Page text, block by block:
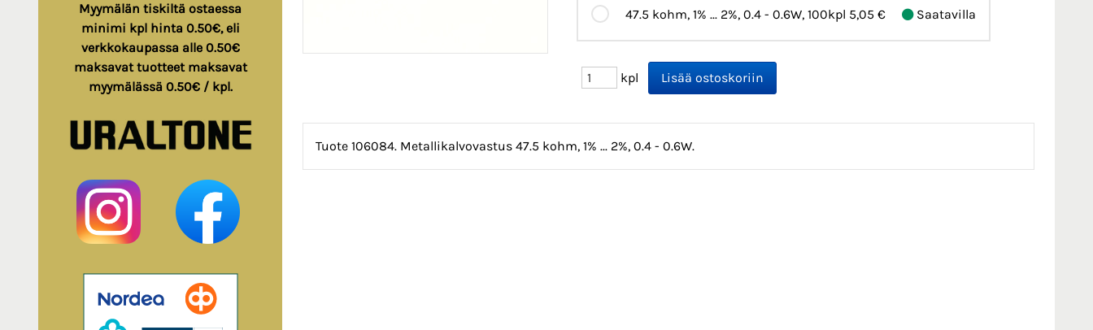
Myymälän tiskiltä ostaessa
minimi kpl hinta 0.50€, eli
verkkokaupassa alle 0.50€
maksavat tuotteet maksavat
myymälässä 0.50€ / kpl.
47.5 kohm, 1% ... 2%, 0.4 - 0.6W, 100kpl 5,05 € Saatavilla
kpl
Tuote 106084. Metallikalvovastus 47.5 kohm, 1% ... 2%, 0.4 - 0.6W.